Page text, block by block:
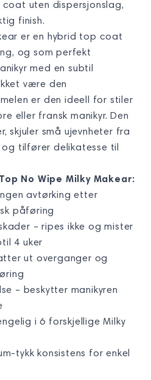
uten dispersjonslag,
finish.
er en hybrid top coat
og som perfekt
med en subtil
være den
er den ideell for stiler
eller fransk manikyr. Den
skjuler små ujevnheter fra
tilfører delikatesse til
No Wipe Milky Makear:
avtørking etter
påføring
– ripes ikke og mister
4 uker
ut overganger og
– beskytter manikyren
i 6 forskjellige Milky
tykk konsistens for enkel